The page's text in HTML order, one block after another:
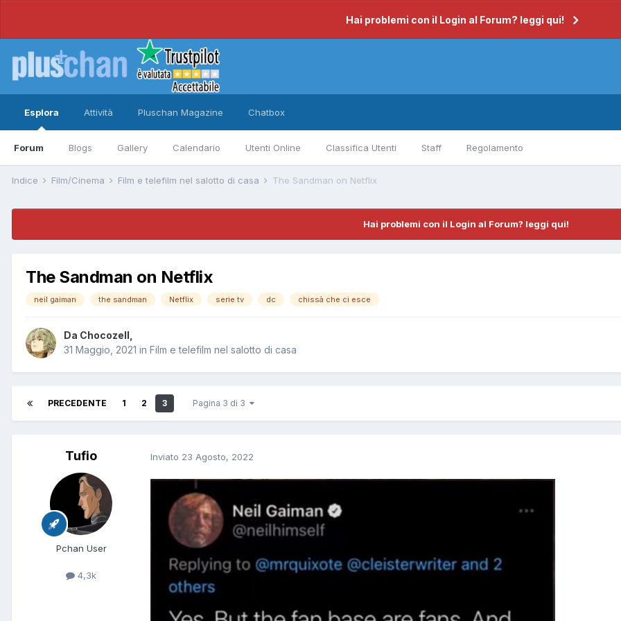
Hai problemi con il Login al Forum? leggi qui!
Esplora
Forum Blogs Gallery Calendario Utenti Online Classifica Utenti Staff Regolamento
Attività Pluschan Magazine Chatbox
Indice Film/Cinema Film e telefilm nel salotto di casa The Sandman on Netflix
Hai problemi con il Login al Forum? leggi qui!
The Sandman on Netflix
neil gaiman the sandman Netflix serie tv dc chissà che ci esce
Da Chocozell
31 Maggio, 2021 in Film e telefilm nel salotto di casa
PRECEDENTE 1 2 3 Pagina 3 di 3
Tufio
Pchan User
4,3k
Inviato 23 Agosto, 2022